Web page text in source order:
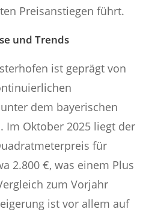
Preisanstiegen führt.
und Trends
ist geprägt von
dem bayerischen
Im Oktober 2025 liegt der
für
2.800 €, was einem Plus
zum Vorjahr
ist vor allem auf